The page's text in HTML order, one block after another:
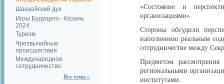
Шанхайский дух
Игры Будущего - Казань
2024
Туризм
Чрезвычайные
происшествия
Международное
сотрудничество
Все темы »
«Состояние и
организациями».
Стороны обсудили
наполнению реальным
сотрудничестве между
Предметом
региональными
институтами.